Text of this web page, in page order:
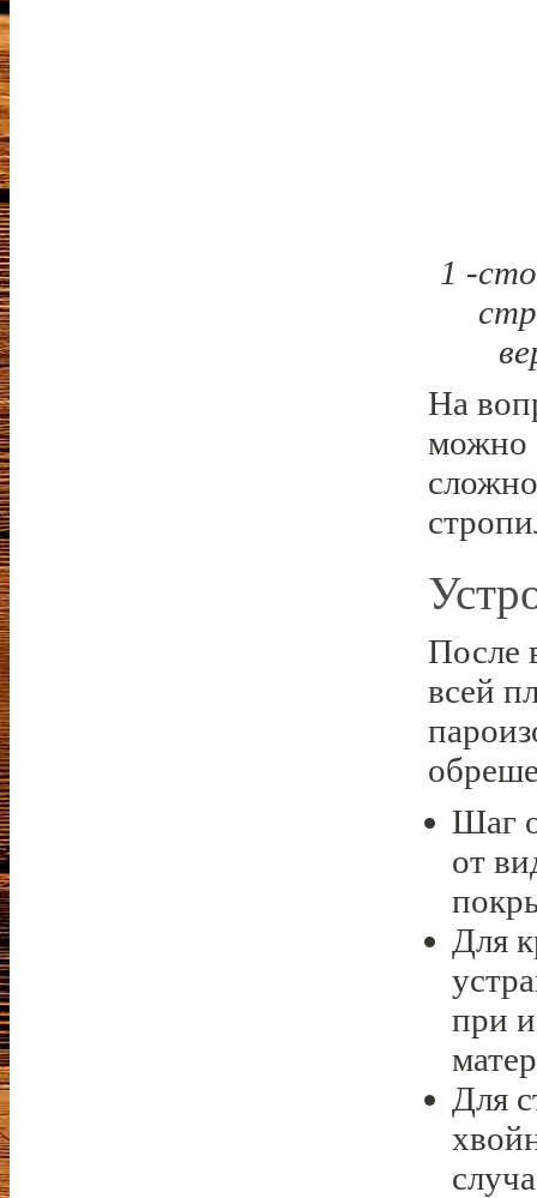
1 -
На
можно
После
всей
Шаг
от
Для
при
Для